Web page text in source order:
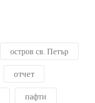
остров св. Петър
отчет
пафти